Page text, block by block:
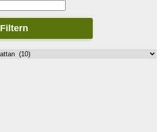
Filtern